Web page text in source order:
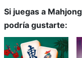
Si juegas a
podría gustarte: